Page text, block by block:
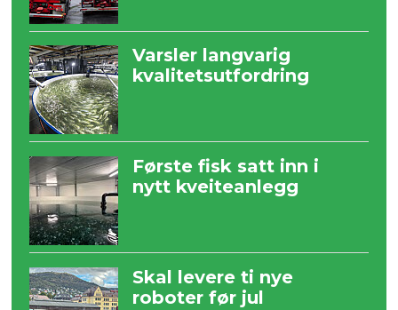
Varsler langvarig
kvalitetsutfordring
Første fisk satt inn i
nytt kveiteanlegg
Skal levere ti nye
roboter før jul